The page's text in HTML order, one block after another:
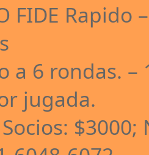
FIDE Rapido
a 6 rondas. –
jugada.
$3000;